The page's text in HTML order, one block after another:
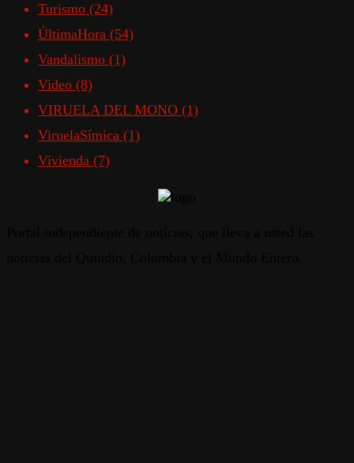
Turismo (24)
ÚltimaHora (54)
Vandalismo (1)
Video (8)
VIRUELA DEL MONO (1)
ViruelaSímica (1)
Vivienda (7)